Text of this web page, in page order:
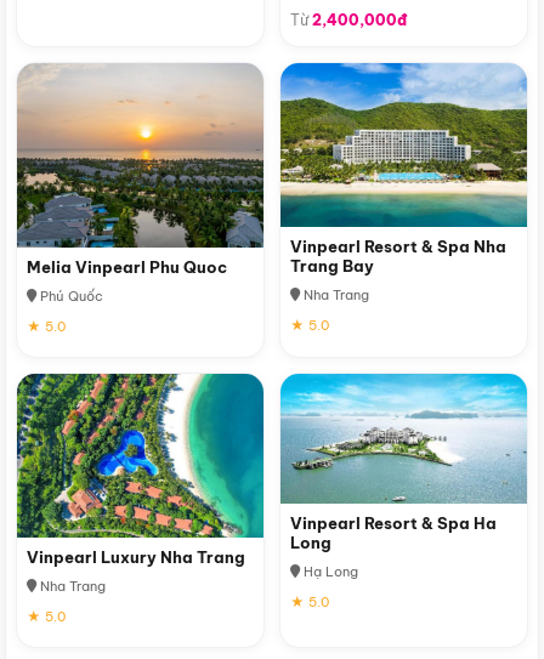
Từ2,400,000đ
Melia Vinpearl Phu Quoc
Phú Quốc
★ 5.0
Vinpearl Resort & Spa Nha
Trang Bay
Nha Trang
★ 5.0
Vinpearl Luxury Nha Trang
Nha Trang
★ 5.0
Vinpearl Resort & Spa Ha
Long
Hạ Long
★ 5.0